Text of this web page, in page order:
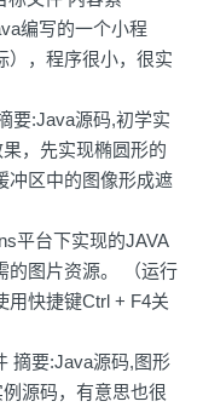
编写的一个小程
），程序很小，很实
要:Java源码,初学实
，先实现椭圆形的
冲区中的图像形成遮
平台下实现的JAVA
的图片资源。 （运行
用快捷键Ctrl + F4关
摘要:Java源码,图形
源码，有意思也很